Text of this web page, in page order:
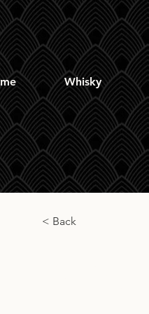
Whisky
< Back